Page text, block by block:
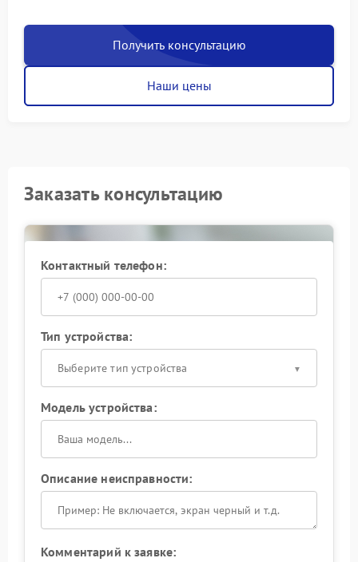
Получить консультацию
Наши цены
Заказать консультацию
Контактный телефон:
Тип устройства:
Выберите тип устройства
Модель устройства:
Описание неисправности:
Комментарий к заявке: